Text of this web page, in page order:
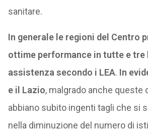
sanitare.
In generale le regioni del Centro
ottime performance in tutte e tre
assistenza secondo i LEA. In
e il Lazio, malgrado anche queste
abbiano subito ingenti tagli che si
nella diminuzione del numero di